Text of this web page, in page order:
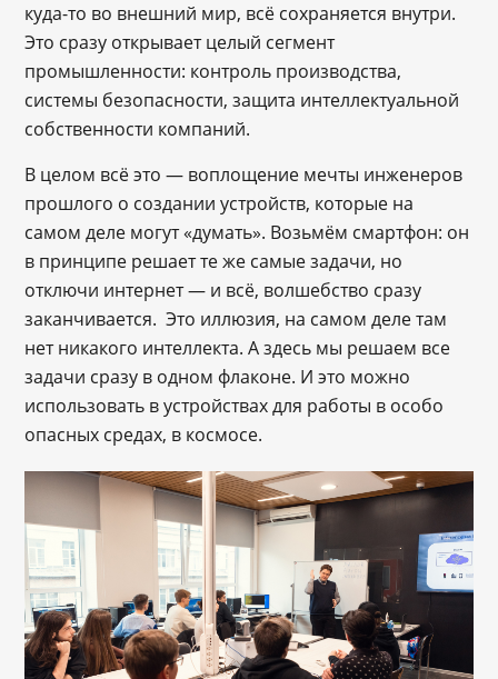
куда-то во внешний мир, всё сохраняется внутри.
Это сразу открывает целый сегмент
промышленности: контроль производства,
системы безопасности, защита интеллектуальной
собственности компаний.
В целом всё это — воплощение мечты инженеров
прошлого о создании устройств, которые на
самом деле могут «думать». Возьмём смартфон: он
в принципе решает те же самые задачи, но
отключи интернет — и всё, волшебство сразу
заканчивается. Это иллюзия, на самом деле там
нет никакого интеллекта. А здесь мы решаем все
задачи сразу в одном флаконе. И это можно
использовать в устройствах для работы в особо
опасных средах, в космосе.